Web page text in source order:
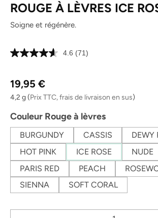
ROUGE À LÈVRES ICE
Soigne et régénère.
4.6 Lire
la
page.
(71)
Prix régulier :
19,95 €
4,2 g(Prix TTC, frais de livraison en sus)
Sélectionnez
Couleur Rouge à lèvres
BURGUNDY CASSIS
DEWY
HOT PINK
ICE ROSE
NUDE
PARIS RED
PEACH
SIENNA
SOFT CORAL